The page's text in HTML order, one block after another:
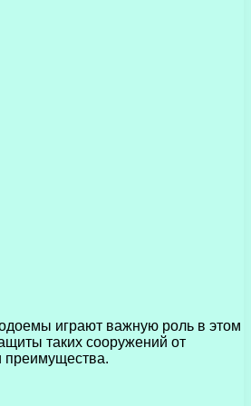
играют важную роль в этом
таких сооружений от
преимущества.